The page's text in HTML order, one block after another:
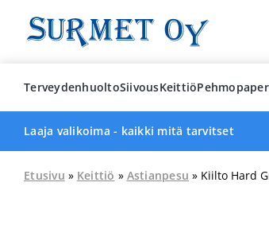
content
TerveydenhuoltoSiivousKeittiö
Laaja valikoima - kaikki mitä tarvitset
Etusivu » Keittiö » Astianpesu » Kiilto Hard